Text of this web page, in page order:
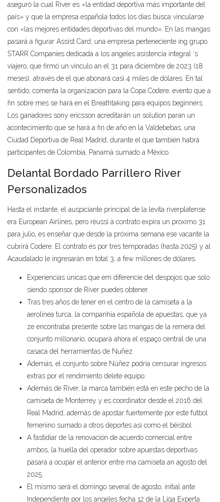
aseguró la cual River es «la entidad deportiva más importante del
país» y que la empresa española todos los dias busca vincularse
con «las mejores entidades deportivas del mundo». En las mangas
pasará a figurar Assist Card, una empresa perteneciente ing grupo
STARR Companies dedicada a los angeles asistencia integral ‘s
viajero, que firmó un vínculo an el 31 para diciembre de 2023 (18
meses), através de el que abonará casi 4 miles de dólares. En tal
sentido, comenta la organización para la Copa Codere, evento que a
fin sobre mes se hará en el Breathtaking para equipos beginners.
Los ganadores sony ericsson acreditarán un solution paran un
acontecimiento que se hará a fin de año en la Valdebebas, una
Ciudad Deportiva de Real Madrid, durante el que también habrá
participantes de Colombia, Panamá sumado a México.
Delantal Bordado Parrillero River
Personalizados
Hasta el instante, el auspiciante principal de la levita riverplatense
era European Airlines, pero réussi à contrato expira un próximo 31
para julio, es enseñar que desde la próxima semana ese vacante la
cubrirá Codere. El contrato es por tres temporadas (hasta 2025) y al
Acaudalado le ingresarán en total 3, a few millones de dólares.
Experiencias únicas que em diferencie del despojos que solo
siendo sponsor de River puedes obtener.
Tras tres años de tener en el centro de la camiseta a la
aerolínea turca, la companhia española de apuestas, que ya
ze encontraba presente sobre las mangas de la remera del
conjunto millonario, ocupará ahora el espaço central de una
casaca del herramientas de Nuñez.
Además, el conjunto sobre Núñez podría censurar ingresos
extras por el rendimiento delete equipo.
Además de River, la marca también está en este pecho de la
camiseta de Monterrey y es coordinator desde el 2016 del
Real Madrid, además de apostar fuertemente por este fútbol
femenino sumado a otros deportes asi como el béisbol.
A fastidiar de la renovación de acuerdo comercial entre
ambos, la huella del operador sobre apuestas deportivas
pasará a ocupar el anterior entre ma camiseta an agosto del
2025.
El mismo será el domingo several de agosto, initial ante
Independiente por los angeles fecha 12 de la Liga Experta.